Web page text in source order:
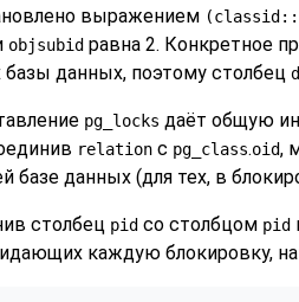
выражением
objsubid равна 2. Конкретное
базы данных, поэтому столбец
pg_locks даёт общую
relation с pg_class.oid,
базе данных (для тех, в
столбец pid со столбцом pid
каждую блокировку,